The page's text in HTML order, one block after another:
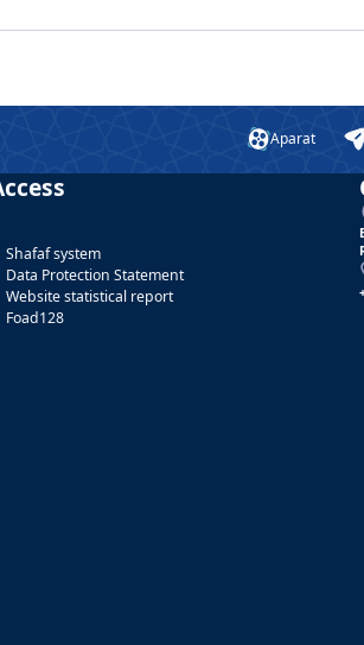
Aparat
Shafaf system
Data Protection Statement
Website statistical report
Foad128